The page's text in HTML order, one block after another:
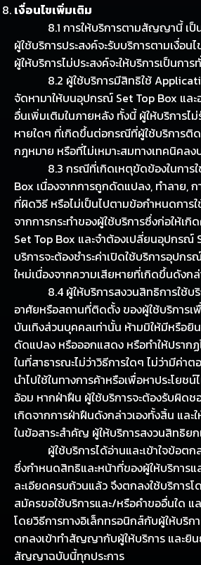
เงื่อนไขเพิ่มเติม
8.1 การให้บริการตามสัญญานี้ เป็น
ผู้ใช้บริการประสงค์จะรับบริการตามเงื่อ
ผู้ให้บริการไม่ประสงค์จะให้บริการเป็นการ
8.2 ผู้ใช้บริการมีสิทธิใช้
จัดหามาให้บนอุปกรณ์ Set Top Box แล
อื่นเพิ่มเติมในภายหลัง ทั้งนี้ ผู้ให้บริการไ
หายใดๆ ที่เกิดขึ้นต่อกรณีที่ผู้ใช้บริการ
กฎหมาย หรือที่ไม่เหมาะสมทางเทคนิคล
8.3 กรณีที่เกิดเหตุขัดข้องในการใ
Box เนื่องจากการถูกดัดแปลง, ทำลาย, ก
ที่ผิดวิธี หรือไม่เป็นไปตามข้อกำหนดการ
จากการกระทำของผู้ใช้บริการซึ่งก่อให้เ
Set Top Box และจำต้องเปลี่ยนอุปกรณ์
บริการจะต้องชำระค่าเปิดใช้บริการอุปก
ใหม่เนื่องจากความเสียหายที่เกิดขึ้นดังก
8.4 ผู้ให้บริการสงวนสิทธิการใช้บริ
อาศัยหรือสถานที่ติดตั้ง ของผู้ใช้บริการเ
บันเทิงส่วนบุคคลเท่านั้น ห้ามมิให้มีหรือยิ
ดัดแปลง หรือออกแสดง หรือทำให้ปราก
ในที่สาธารณะไม่ว่าวิธีการใดๆ ไม่ว่ามีค่า
นำไปใช้ในทางการค้าหรือเพื่อหาประโยช
อ้อม หากฝ่าฝืน ผู้ใช้บริการจะต้องรับผิด
เกิดจากการฝ่าฝืนดังกล่าวเองทั้งสิ้น แล
ในข้อสาระสำคัญ ผู้ให้บริการสงวนสิทธิยก
ผู้ใช้บริการได้อ่านและเข้าใจข้อตก
ซึ่งกำหนดสิทธิและหน้าที่ของผู้ให้บริการแ
ละเอียดครบถ้วนแล้ว จึงตกลงใช้บริการโ
สมัครขอใช้บริการและ/หรือคำขออื่นใด แ
โดยวิธีการทางอิเล็กทรอนิกส์กับผู้ให้บริก
ตกลงเข้าทำสัญญากับผู้ให้บริการ และยิ
สัญญาฉบับนี้ทุกประการ